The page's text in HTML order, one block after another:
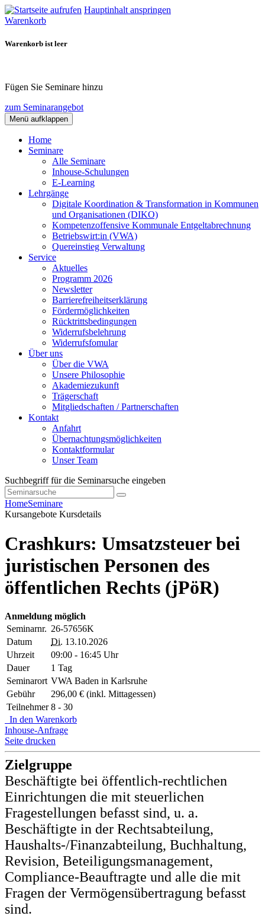
Hauptinhalt anspringen
Warenkorb
Warenkorb ist leer
Fügen Sie Seminare hinzu
zum Seminarangebot
Menü aufklappen
Home
Seminare
Alle Seminare
Inhouse-Schulungen
E-Learning
Lehrgänge
Digitale Koordination & Transformation in Kommunen
und Organisationen (DIKO)
Kompetenzoffensive Kommunale Entgeltabrechnung
Betriebswirt:in (VWA)
Quereinstieg Verwaltung
Service
Aktuelles
Programm 2026
Newsletter
Barrierefreiheitserklärung
Fördermöglichkeiten
Rücktrittsbedingungen
Widerrufsbelehrung
Widerrufsfomular
Über uns
Über die VWA
Unsere Philosophie
Akademiezukunft
Trägerschaft
Mitgliedschaften / Partnerschaften
Kontakt
Anfahrt
Übernachtungsmöglichkeiten
Kontaktformular
Unser Team
Suchbegriff für die Seminarsuche eingeben
HomeSeminare
Kursangebote Kursdetails
Crashkurs: Umsatzsteuer bei
juristischen Personen des
öffentlichen Rechts (jPöR)
Anmeldung möglich
Seminarnr. 26-57656K
Datum
Di. 13.10.2026
Uhrzeit
09:00 - 16:45 Uhr
Dauer
1 Tag
Seminarort VWA Baden in Karlsruhe
Gebühr
296,00 € (inkl. Mittagessen)
Teilnehmer 8 - 30
In den Warenkorb
Inhouse-Anfrage
Seite drucken
Zielgruppe
Beschäftigte bei öffentlich-rechtlichen
Einrichtungen die mit steuerlichen
Fragestellungen befasst sind, u. a.
Beschäftigte in der Rechtsabteilung,
Haushalts-/Finanzabteilung, Buchhaltung,
Revision, Beteiligungsmanagement,
Compliance-Beauftragte und alle die mit
Fragen der Vermögensübertragung befasst
sind.